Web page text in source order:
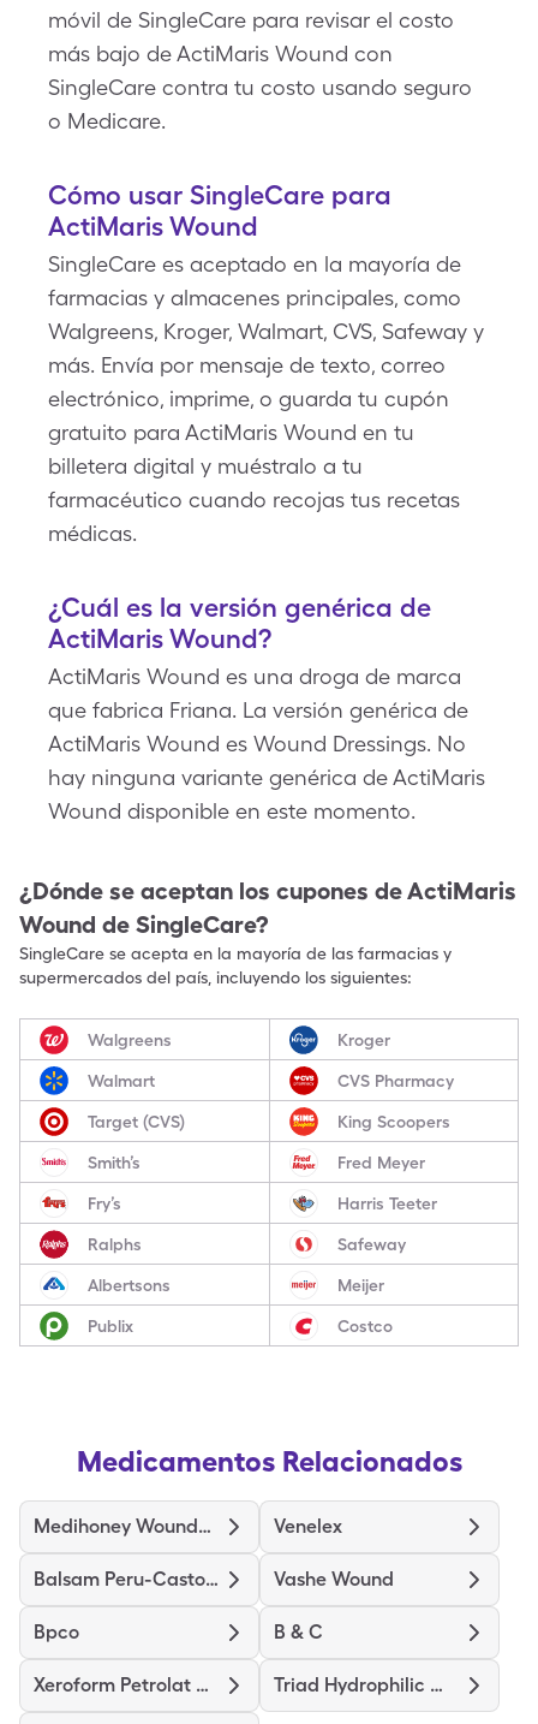
móvil de SingleCare para revisar el costo
más bajo de ActiMaris Wound con
SingleCare contra tu costo usando seguro
o Medicare.
Cómo usar SingleCare para
ActiMaris Wound
SingleCare es aceptado en la mayoría de
farmacias y almacenes principales, como
Walgreens, Kroger, Walmart, CVS, Safeway y
más. Envía por mensaje de texto, correo
electrónico, imprime, o guarda tu cupón
gratuito para ActiMaris Wound en tu
billetera digital y muéstralo a tu
farmacéutico cuando recojas tus recetas
médicas.
¿Cuál es la versión genérica de
ActiMaris Wound?
ActiMaris Wound es una droga de marca
que fabrica Friana. La versión genérica de
ActiMaris Wound es Wound Dressings. No
hay ninguna variante genérica de ActiMaris
Wound disponible en este momento.
¿Dónde se aceptan los cupones deActiMaris
Wound de SingleCare?
SingleCare se acepta en la mayoría de las farmacias y
supermercados del país, incluyendo los siguientes:
Walgreens Kroger
Walmart CVS Pharmacy
Target (CVS) King Scoopers
Smith’s Fred Meyer
Fry’s Harris Teeter
Ralphs Safeway
Albertsons Meijer
Publix Costco
Medicamentos Relacionados
Medihoney Wound/Burn Dressing Venelex
Balsam Peru-Castor Oil Vashe Wound
Bpco B & C
Xeroform Petrolat Patch 4"X4" Triad Hydrophilic Wound Dress